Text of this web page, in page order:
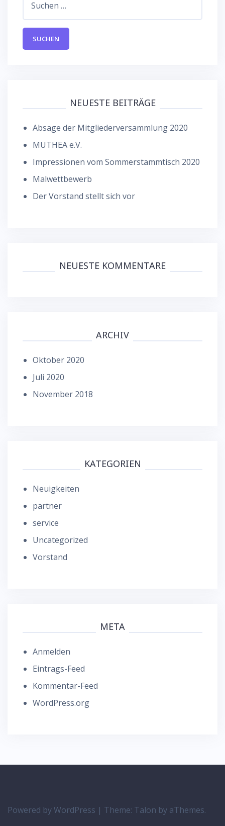
NEUESTE BEITRÄGE
Absage der Mitgliederversammlung 2020
MUTHEA e.V.
Impressionen vom Sommerstammtisch 2020
Malwettbewerb
Der Vorstand stellt sich vor
NEUESTE KOMMENTARE
ARCHIV
Oktober 2020
Juli 2020
November 2018
KATEGORIEN
Neuigkeiten
partner
service
Uncategorized
Vorstand
META
Anmelden
Eintrags-Feed
Kommentar-Feed
WordPress.org
Powered by WordPress | Theme: Talon by aThemes.